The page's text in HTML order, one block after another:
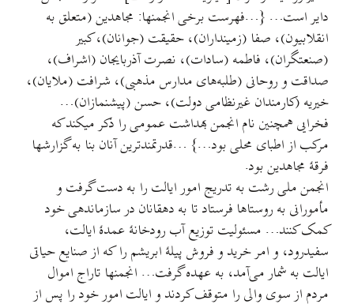
دایر است… {…فهرست برخی انجمنها: مجاهدین (متعلق به
انقلابیون)، صفا (زمینداران)، حقیقت (جوانان)، کبیر
(صنعتگران)، فاطمه (سادات)، نصرت آذربایجان (اشراف)،
صداقت و روحانی (طلبه‌های مدارس مذهبی)، شرافت (ملایان)،
خیریه (کارمندان غیرنظامی دولت)، حسن (پیشنمازان)…
فخرایی همچنین نام انجمن بهداشت عمومی را ذکر میکند که
مرکب از اطبای محلی بود…} …قدرتمندترین آنان بنا به گزارشها
فرقهٔ مجاهدین بود.
انجمن ملی رشت به تدریج امور ایالت را به دست گرفت و
مأمورانی به روستاها فرستاد تا به دهقانان در سازماندهی خود
کمک کنند… مسئولیت توزیع آب رودخانهٔ عمدهٔ ایالت،
سفیدرود، و امر خرید و فروش پیلهٔ ابریشم را که از صنایع حیاتی
ایالت به شمار می‌آمد، به عهده گرفت… انجمنها تاراج اموال
مردم از سوی والی را متوقف کردند و ایالت امور خود را پس از